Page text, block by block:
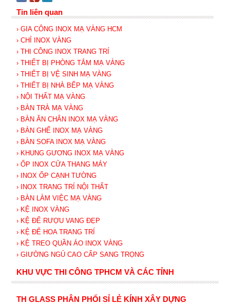
Tin liên quan
› GIA CÔNG INOX MẠ VÀNG HCM
› CHỈ INOX VÀNG
› THI CÔNG INOX TRANG TRÍ
› THIẾT BỊ PHÒNG TẮM MẠ VÀNG
› THIẾT BỊ VỆ SINH MẠ VÀNG
› THIẾT BỊ NHÀ BẾP MẠ VÀNG
› NỘI THẤT MẠ VÀNG
› BÀN TRÀ MẠ VÀNG
› BÀN ĂN CHÂN INOX MẠ VÀNG
› BÀN GHẾ INOX MẠ VÀNG
› BÀN SOFA INOX MẠ VÀNG
› KHUNG GƯƠNG INOX MẠ VÀNG
› ỐP INOX CỬA THANG MÁY
› INOX ỐP CẠNH TƯỜNG
› INOX TRANG TRÍ NỘI THẤT
› BÀN LÀM VIỆC MẠ VÀNG
› KỆ INOX VÀNG
› KỆ ĐỂ RƯỢU VANG ĐẸP
› KỆ ĐỂ HOA TRANG TRÍ
› KỆ TREO QUẦN ÁO INOX VÀNG
› GIƯỜNG NGỦ CAO CẤP SANG TRỌNG
KHU VỰC THI CÔNG TPHCM VÀ CÁC TỈNH
TH GLASS PHÂN PHỐI SỈ LẺ KÍNH XÂY DỰNG